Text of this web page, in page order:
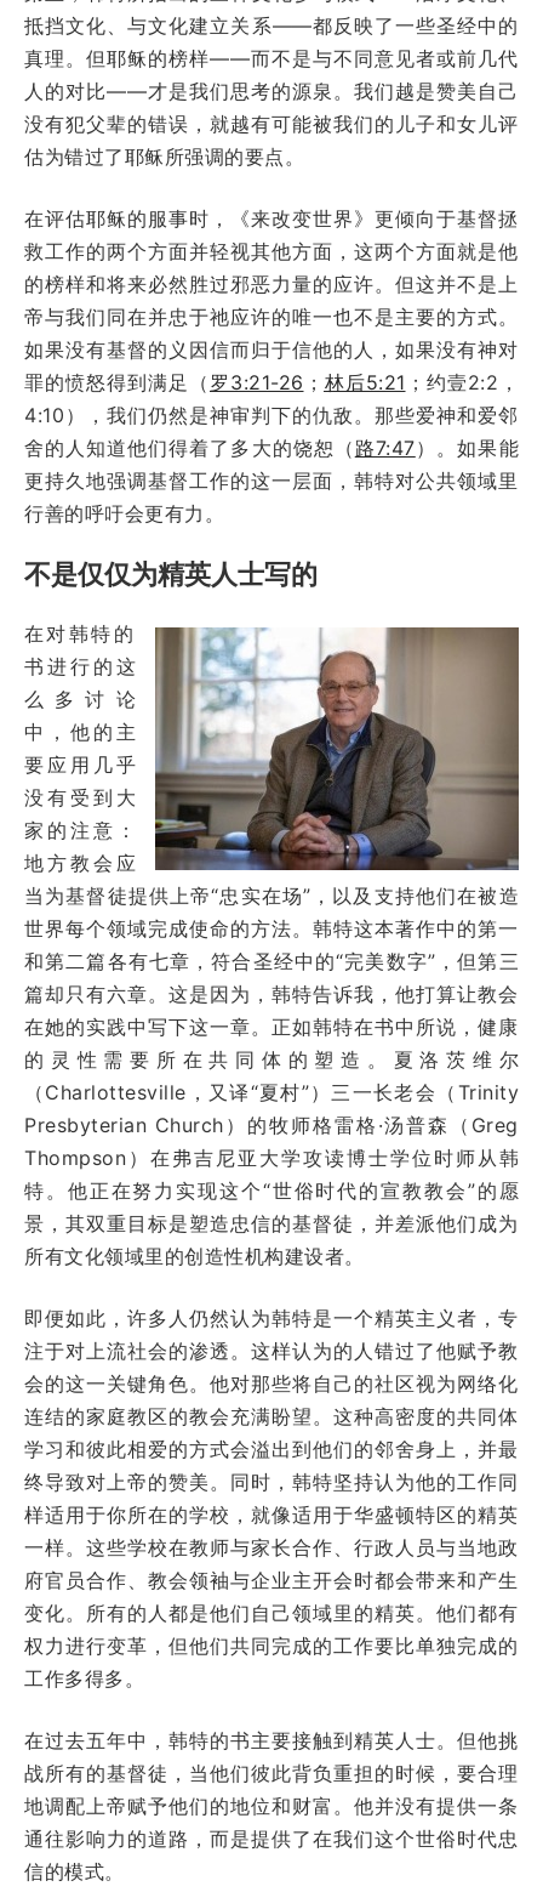
抵挡文化、与文化建立关系——都反映了一些圣经中的
真理。但耶稣的榜样——而不是与不同意见者或前几代
人的对比——才是我们思考的源泉。我们越是赞美自己
没有犯父辈的错误，就越有可能被我们的儿子和女儿评
估为错过了耶稣所强调的要点。
在评估耶稣的服事时，《来改变世界》更倾向于基督拯
救工作的两个方面并轻视其他方面，这两个方面就是他
的榜样和将来必然胜过邪恶力量的应许。但这并不是上
帝与我们同在并忠于祂应许的唯一也不是主要的方式。
如果没有基督的义因信而归于信他的人，如果没有神对
罪的愤怒得到满足（ 罗3:21-26 ； 林后5:21 ；约壹2:2，
4:10），我们仍然是神审判下的仇敌。那些爱神和爱邻
舍的人知道他们得着了多大的饶恕（ 路7:47）。如果能
更持久地强调基督工作的这一层面，韩特对公共领域里
行善的呼吁会更有力。
不是仅仅为精英人士写的
在对韩特的
书进行的这
么多讨论
中，他的主
要应用几乎
没有受到大
家的注意：
地方教会应
当为基督徒提供上帝“忠实在场”，以及支持他们在被造
世界每个领域完成使命的方法。韩特这本著作中的第一
和第二篇各有七章，符合圣经中的“完美数字”，但第三
篇却只有六章。这是因为，韩特告诉我，他打算让教会
在她的实践中写下这一章。正如韩特在书中所说，健康
的灵性需要所在共同体的塑造。夏洛茨维尔
（Charlottesville，又译“夏村”）三一长老会（Trinity
Presbyterian Church）的牧师格雷格·汤普森（Greg
Thompson）在弗吉尼亚大学攻读博士学位时师从韩
特。他正在努力 实现这个“世俗时代的宣教教会”的愿
景，其双重目标是塑造忠信的基督徒，并差派他们成为
所有文化领域里的创造性机构建设者。
即便如此，许多人仍然认为韩特是一个精英主义者，专
注于对上流社会的渗透。这样认为的人错过了他赋予教
会的这一关键角色。他对那些将自己的社区视为网络化
连结的家庭教区的教会充满盼望。这种高密度的共同体
学习和彼此相爱的方式会溢出到他们的邻舍身上，并最
终导致对上帝的赞美。同时，韩特坚持认为他的工作同
样适用于你所在的学校，就像适用于华盛顿特区的精英
一样。这些学校在教师与家长合作、行政人员与当地政
府官员合作、教会领袖与企业主开会时都会带来和产生
变化。所有的人都是他们自己领域里的精英。他们都有
权力进行变革，但他们共同完成的工作要比单独完成的
工作多得多。
在过去五年中，韩特的书主要接触到精英人士。但他挑
战所有的基督徒，当他们彼此背负重担的时候，要合理
地调配上帝赋予他们的地位和财富。他并没有提供一条
通往影响力的道路，而是提供了在我们这个世俗时代忠
信的模式。